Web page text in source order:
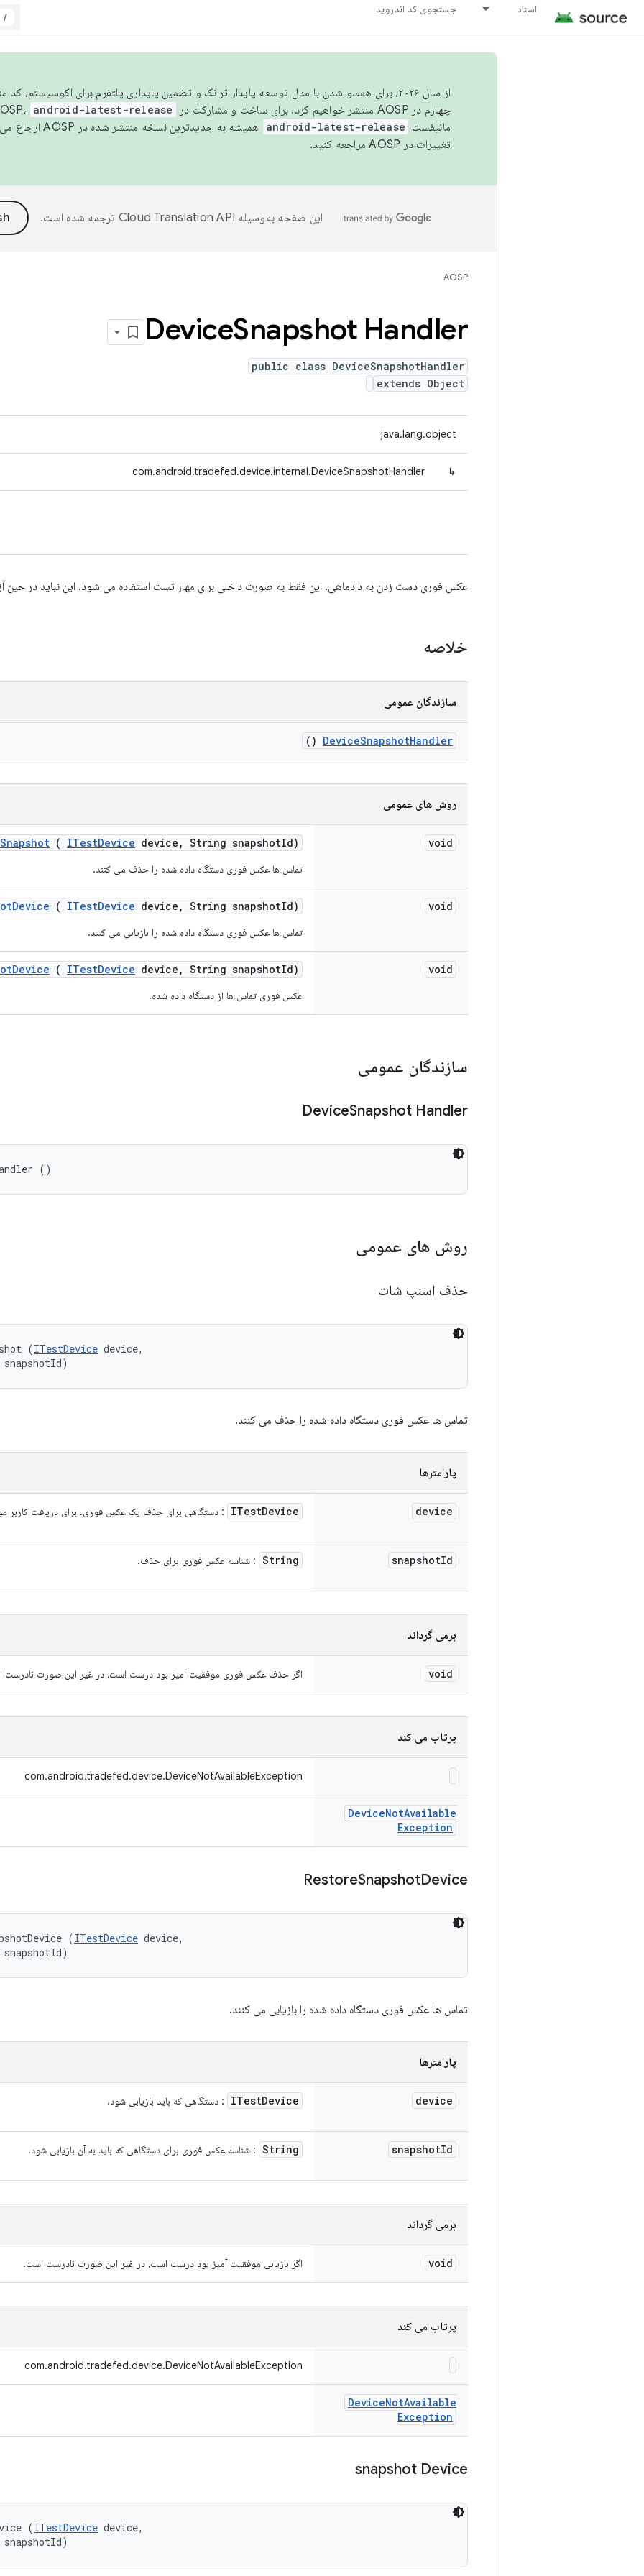
اسناد جستجوی کد اندروید
/
از سال ۲۰۲۶، برای همسو شدن با مدل توسعه پایدار ترانک و تضمین پایداری پلتفرم برای اکوسیستم،
چهارم در AOSP منتشر خواهیم کرد. برای ساخت و مشارکت در AOSP،
android-latest-release
مانیفست android-latest-release
همیشه به جدیدترین نسخه منتشر شده در AOSP ارجاع می‌دهد. برای اطلاعات بیشتر، به
تغییرات در AOSP
مراجعه کنید.
این صفحه به‌وسیله ترجمه شده است.
AOSP
DeviceSnapshot Handler
public class DeviceSnapshotHandler
extends Object
java.lang.object
↳
com.android.tradefed.device.internal.DeviceSnapshotHandler
عکس فوری دست زدن به دادماهی. این فقط به صورت داخلی برای مهار تست استفاده می شود. این نباید در حین
خلاصه
سازندگان عمومی
DeviceSnapshotHandler
()
روش های عمومی
void
Snapshot ( ITestDevice device , String snapshotId)
تماس ها عکس فوری دستگاه داده شده را حذف می کنند.
void
Device ( ITestDevice device , String snapshotId)
تماس ها عکس فوری دستگاه داده شده را بازیابی می کنند.
void
Device ( ITestDevice device , String snapshotId)
عکس فوری تماس ها از دستگاه داده شده.
سازندگان عمومی
DeviceSnapshot Handler
()
روش های عمومی
حذف اسنپ شات
(ITestDevice device,
تماس ها عکس فوری دستگاه داده شده را حذف می کنند.
پارامترها
device
ITestDevice : دستگاهی برای حذف یک عکس فوری. برای دریافت کاربر
snapshotId
String : شناسه عکس فوری برای حذف.
برمی گرداند
void اگر حذف عکس فوری موفقیت آمیز بود درست است، در غیر این صورت نادرست
پرتاب می کند
com.android.tradefed.device.DeviceNotAvailableException
DeviceNotAvailable
Exception
RestoreSnapshotDevice
(ITestDevice device,
تماس ها عکس فوری دستگاه داده شده را بازیابی می کنند.
پارامترها
device
ITestDevice : دستگاهی که باید بازیابی شود.
snapshotId
String : شناسه عکس فوری برای دستگاهی که باید به آن بازیابی شود.
برمی گرداند
void اگر بازیابی موفقیت آمیز بود درست است، در غیر این صورت نادرست است.
پرتاب می کند
com.android.tradefed.device.DeviceNotAvailableException
DeviceNotAvailable
Exception
snapshot Device
(ITestDevice device,